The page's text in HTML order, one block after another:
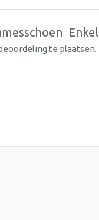

te plaatsen.